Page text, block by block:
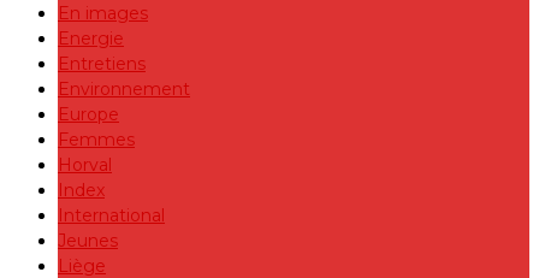
En images
Energie
Entretiens
Environnement
Europe
Femmes
Horval
Index
International
Jeunes
Liège